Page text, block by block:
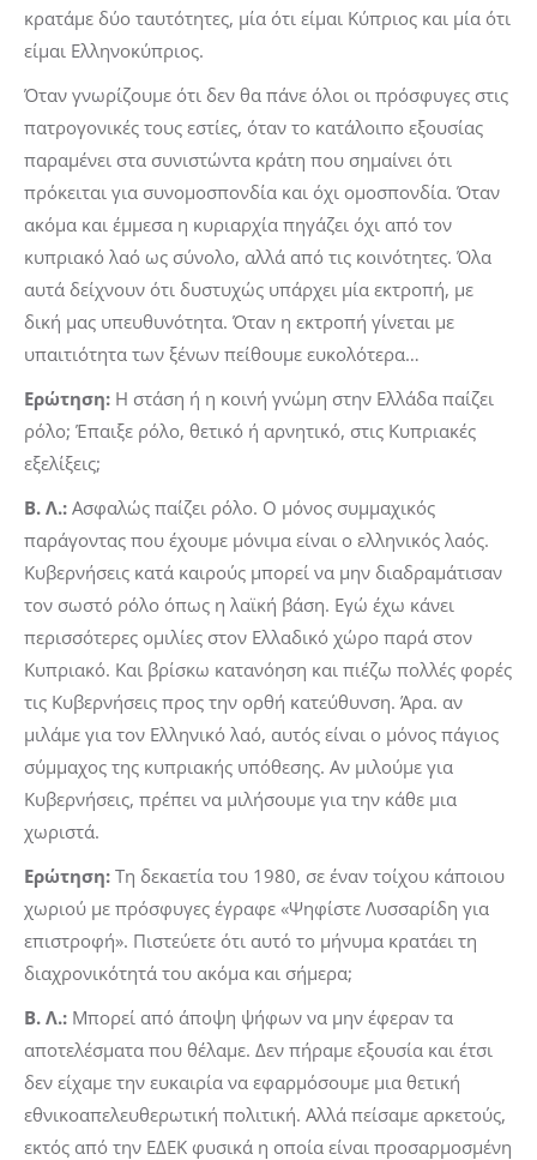
κρατάμε δύο ταυτότητες, μία ότι είμαι Κύπριος και μία ότι
είμαι Ελληνοκύπριος.
Όταν γνωρίζουμε ότι δεν θα πάνε όλοι οι πρόσφυγες στις
πατρογονικές τους εστίες, όταν το κατάλοιπο εξουσίας
παραμένει στα συνιστώντα κράτη που σημαίνει ότι
πρόκειται για συνομοσπονδία και όχι ομοσπονδία. Όταν
ακόμα και έμμεσα η κυριαρχία πηγάζει όχι από τον
κυπριακό λαό ως σύνολο, αλλά από τις κοινότητες. Όλα
αυτά δείχνουν ότι δυστυχώς υπάρχει μία εκτροπή, με
δική μας υπευθυνότητα. Όταν η εκτροπή γίνεται με
υπαιτιότητα των ξένων πείθουμε ευκολότερα…
Ερώτηση: Η στάση ή η κοινή γνώμη στην Ελλάδα παίζει
ρόλο; Έπαιξε ρόλο, θετικό ή αρνητικό, στις Κυπριακές
εξελίξεις;
Β. Λ.: Ασφαλώς παίζει ρόλο. Ο μόνος συμμαχικός
παράγοντας που έχουμε μόνιμα είναι ο ελληνικός λαός.
Κυβερνήσεις κατά καιρούς μπορεί να μην διαδραμάτισαν
τον σωστό ρόλο όπως η λαϊκή βάση. Εγώ έχω κάνει
περισσότερες ομιλίες στον Ελλαδικό χώρο παρά στον
Κυπριακό. Και βρίσκω κατανόηση και πιέζω πολλές φορές
τις Κυβερνήσεις προς την ορθή κατεύθυνση. Άρα. αν
μιλάμε για τον Ελληνικό λαό, αυτός είναι ο μόνος πάγιος
σύμμαχος της κυπριακής υπόθεσης. Αν μιλούμε για
Κυβερνήσεις, πρέπει να μιλήσουμε για την κάθε μια
χωριστά.
Ερώτηση: Τη δεκαετία του 1980, σε έναν τοίχου κάποιου
χωριού με πρόσφυγες έγραφε «Ψηφίστε Λυσσαρίδη για
επιστροφή». Πιστεύετε ότι αυτό το μήνυμα κρατάει τη
διαχρονικότητά του ακόμα και σήμερα;
Β. Λ.: Μπορεί από άποψη ψήφων να μην έφεραν τα
αποτελέσματα που θέλαμε. Δεν πήραμε εξουσία και έτσι
δεν είχαμε την ευκαιρία να εφαρμόσουμε μια θετική
εθνικοαπελευθερωτική πολιτική. Αλλά πείσαμε αρκετούς,
εκτός από την ΕΔΕΚ φυσικά η οποία είναι προσαρμοσμένη